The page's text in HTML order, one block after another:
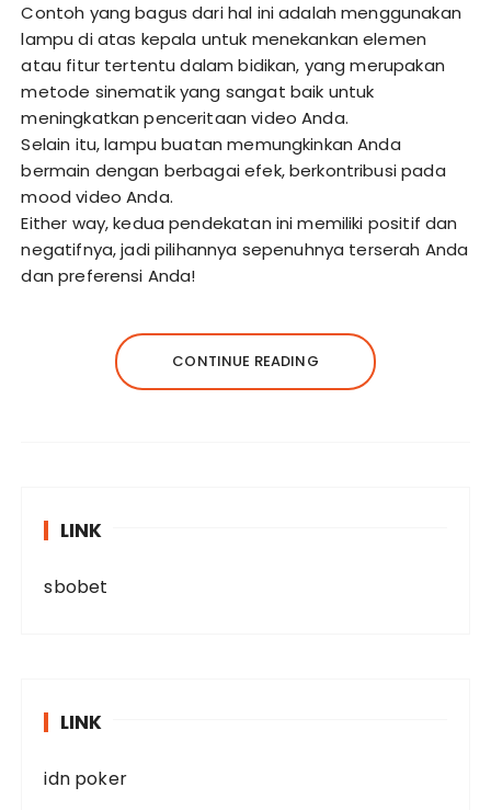
Contoh yang bagus dari hal ini adalah menggunakan
lampu di atas kepala untuk menekankan elemen
atau fitur tertentu dalam bidikan, yang merupakan
metode sinematik yang sangat baik untuk
meningkatkan penceritaan video Anda.
Selain itu, lampu buatan memungkinkan Anda
bermain dengan berbagai efek, berkontribusi pada
mood video Anda.
Either way, kedua pendekatan ini memiliki positif dan
negatifnya, jadi pilihannya sepenuhnya terserah Anda
dan preferensi Anda!
CONTINUE READING
LINK
sbobet
LINK
idn poker